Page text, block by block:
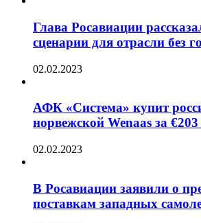
Глава Росавиации
сценарии для отрасли без
02.02.2023
АФК «Система» купит
норвежской Wenaas за
02.02.2023
В Росавиации заявили о
поставкам западных